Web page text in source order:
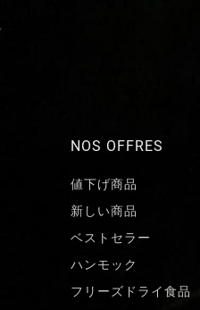
NOS OFFRES
値下げ商品
新しい商品
ベストセラー
ハンモック
フリーズドライ食品